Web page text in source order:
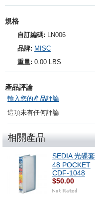
規格
自訂編碼: LN006
品牌: MISC
重量: 0.00 LBS
產品評論
輸入您的產品評論
這項未有任何評論
相關產品
SEDIA 光碟套
48 POCKET
CDF-1048
$50.00